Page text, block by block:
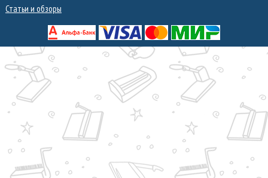
Статьи и обзоры